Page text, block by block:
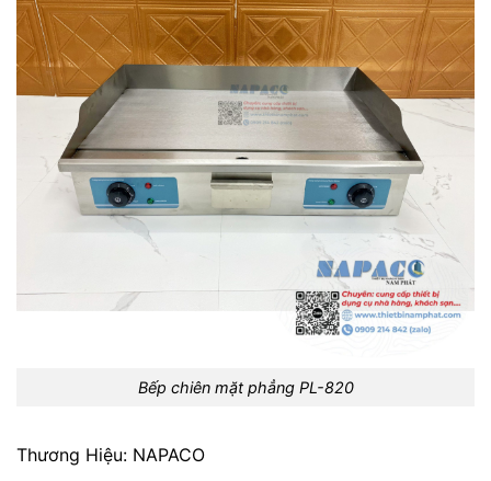
Bếp chiên mặt phẳng PL-820
Thương Hiệu: NAPACO